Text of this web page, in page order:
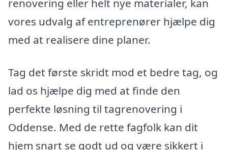
renovering eller helt nye materialer, kan
vores udvalg af entreprenører hjælpe dig
med at realisere dine planer.
Tag det første skridt mod et bedre tag, og
lad os hjælpe dig med at finde den
perfekte løsning til tagrenovering i
Oddense. Med de rette fagfolk kan dit
hjem snart se godt ud og være sikkert i